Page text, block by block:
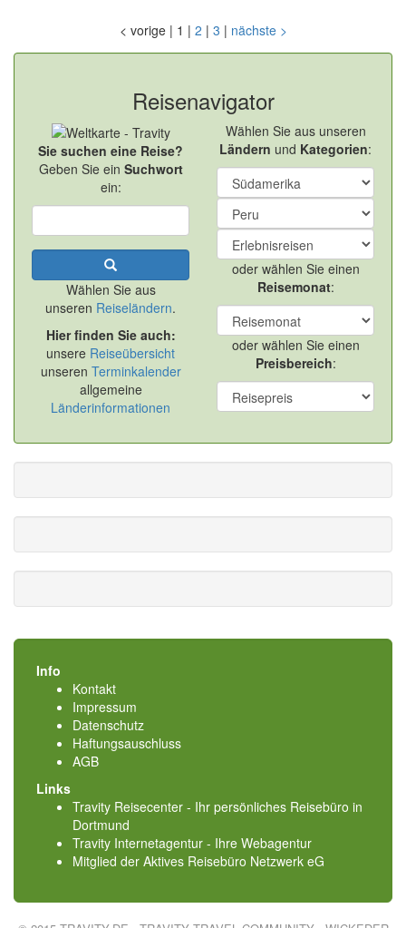
< vorige | 1 | 2 | 3 | nächste >
Reisenavigator
Sie suchen eine Reise?
Geben Sie ein Suchwort
ein:
Wählen Sie aus
unseren Reiseländern.
Hier finden Sie auch:
unsere Reiseübersicht
unseren Terminkalender
allgemeine
Länderinformationen
Wählen Sie aus unseren
Ländern und Kategorien:
oder wählen Sie einen
Reisemonat:
oder wählen Sie einen
Preisbereich:
Info
Kontakt
Impressum
Datenschutz
Haftungsauschluss
AGB
Links
Travity Reisecenter - Ihr persönliches Reisebüro in
Dortmund
Travity Internetagentur - Ihre Webagentur
Mitglied der Aktives Reisebüro Netzwerk eG